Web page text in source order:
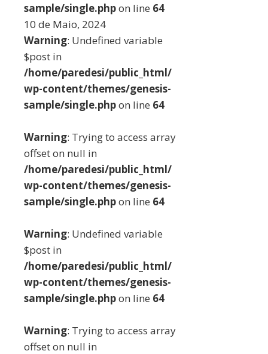
sample/single.phpon line 64
10 de Maio, 2024
Warning: Undefined variable
$post in
/home/paredesi/public_html/
wp-content/themes/genesis-
sample/single.phpon line 64
Warning: Trying to access array
offset on null in
/home/paredesi/public_html/
wp-content/themes/genesis-
sample/single.phpon line 64
Warning: Undefined variable
$post in
/home/paredesi/public_html/
wp-content/themes/genesis-
sample/single.phpon line 64
Warning: Trying to access array
offset on null in